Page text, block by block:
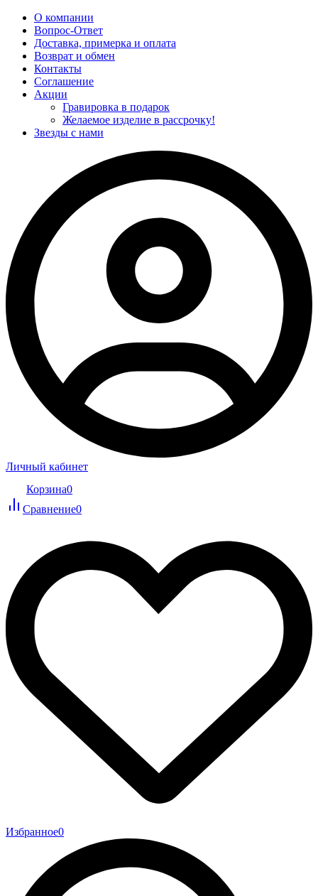
О компании
Вопрос-Ответ
Доставка, примерка и оплата
Возврат и обмен
Контакты
Соглашение
Акции
Гравировка в подарок
Желаемое изделие в рассрочку!
Звезды с нами
Личный кабинет
Корзина0
Сравнение0
Избранное0